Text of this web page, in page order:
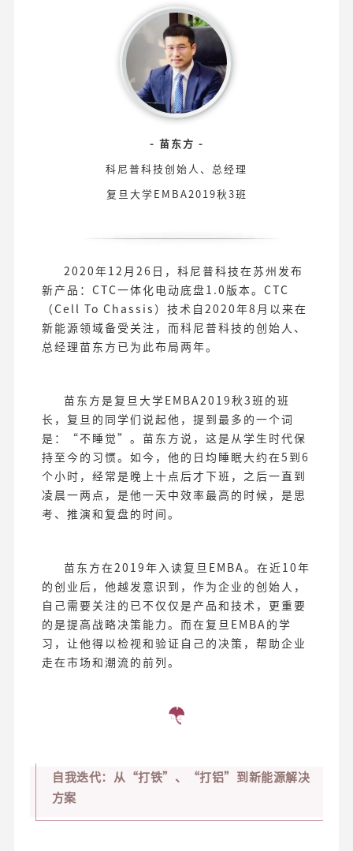
- 苗东方 -
科尼普科技创始人、总经理
复旦大学EMBA2019秋3班
2020年12月26日，科尼普科技在苏州发布
新产品：CTC一体化电动底盘1.0版本。CTC
（Cell To Chassis）技术自2020年8月以来在
新能源领域备受关注，而科尼普科技的创始人、
总经理苗东方已为此布局两年。
苗东方是复旦大学EMBA2019秋3班的班
长，复旦的同学们说起他，提到最多的一个词
是：“不睡觉”。苗东方说，这是从学生时代保
持至今的习惯。如今，他的日均睡眠大约在5到6
个小时，经常是晚上十点后才下班，之后一直到
凌晨一两点，是他一天中效率最高的时候，是思
考、推演和复盘的时间。
苗东方在2019年入读复旦EMBA。在近10年
的创业后，他越发意识到，作为企业的创始人，
自己需要关注的已不仅仅是产品和技术，更重要
的是提高战略决策能力。而在复旦EMBA的学
习，让他得以检视和验证自己的决策，帮助企业
走在市场和潮流的前列。
自我迭代：从“打铁”、“打铝”到新能源解决
方案